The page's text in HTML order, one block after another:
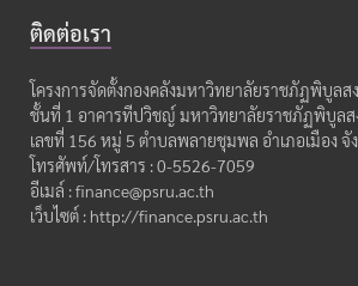
ติดต่อเรา
โครงการจัดตั้งกองคลังมหาวิทยาลัยราชภัฏพิบูลส
ชั้นที่ 1 อาคารทีปวิชญ์ มหาวิทยาลัยราชภัฏพิบูลส
เลขที่ 156 หมู่ 5 ตำบลพลายชุมพล อำเภอเมือง
โทรศัพท์/โทรสาร : 0-5526-7059
อีเมล์ : finance@psru.ac.th
เว็บไซต์ : http://finance.psru.ac.th